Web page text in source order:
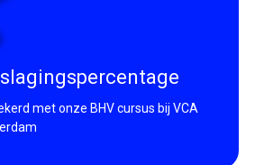
met onze BHV cursus bij VCA